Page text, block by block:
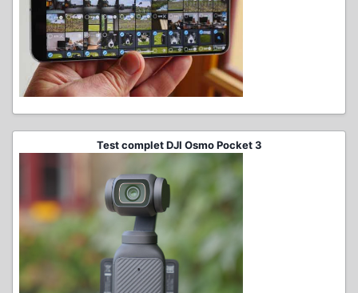
Test complet DJI Osmo Pocket 3